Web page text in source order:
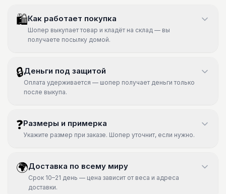
🛍Как работает покупка
Шопер выкупает товар и кладёт на склад — вы
получаете посылку домой.
🔒Деньги под защитой
Оплата удерживается — шопер получает деньги только
после выкупа.
❓Размеры и примерка
Укажите размер при заказе. Шопер уточнит, если нужно.
🌍Доставка по всему миру
Срок 10–21 день — цена зависит от веса и адреса
доставки.